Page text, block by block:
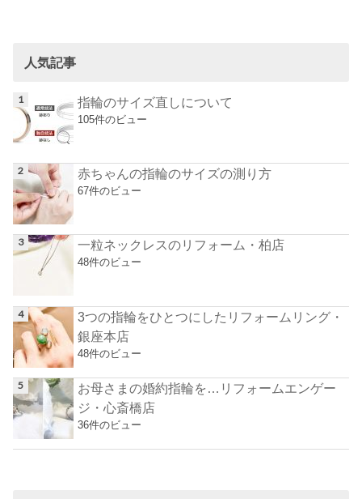
人気記事
指輪のサイズ直しについて
105件のビュー
赤ちゃんの指輪のサイズの測り方
67件のビュー
一粒ネックレスのリフォーム・柏店
48件のビュー
3つの指輪をひとつにしたリフォームリング・
銀座本店
48件のビュー
お母さまの婚約指輪を…リフォームエンゲー
ジ・心斎橋店
36件のビュー